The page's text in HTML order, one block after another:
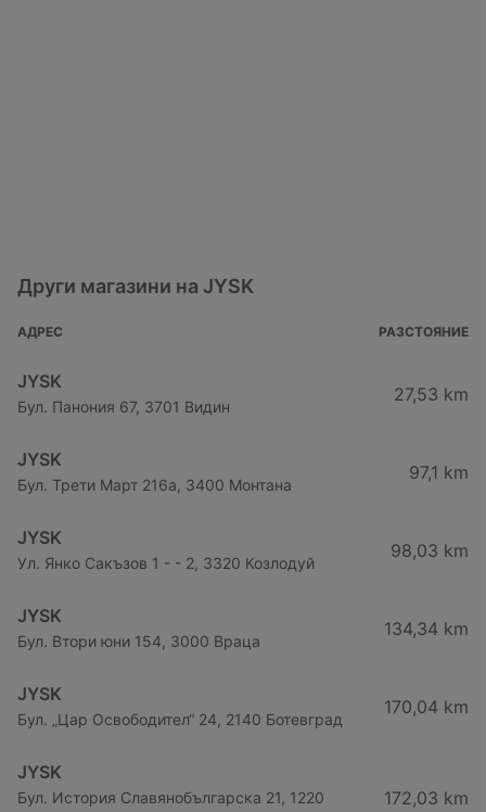
Други магазини на JYSK
АДРЕС РАЗСТОЯНИЕ
JYSK
Бул. Панония 67, 3701 Видин
27,53 km
JYSK
Бул. Трети Март 216a, 3400 Монтана
97,1 km
JYSK
Ул. Янко Сакъзов 1 - - 2, 3320 Козлодуй
98,03 km
JYSK
Бул. Втори юни 154, 3000 Враца
134,34 km
JYSK
Бул. „Цар Освободител“ 24, 2140 Ботевград
170,04 km
JYSK
Бул. История Славянобългарска 21, 1220
172,03 km